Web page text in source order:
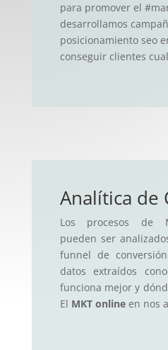
para promover el
desarrollamos
posicionamiento seo
conseguir clientes
Analítica de
Los procesos de
pueden ser
funnel de
datos extraídos
funciona mejor y
El MKT onlineen nos